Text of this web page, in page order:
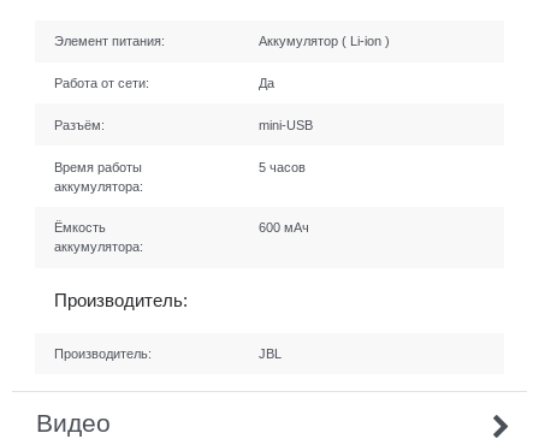
Элемент питания: Аккумулятор ( Li-ion )
Работа от сети: Да
Разъём: mini-USB
Время работы
аккумулятора:
5 часов
Ёмкость
аккумулятора:
600 мАч
Производитель:
Производитель: JBL
Видео